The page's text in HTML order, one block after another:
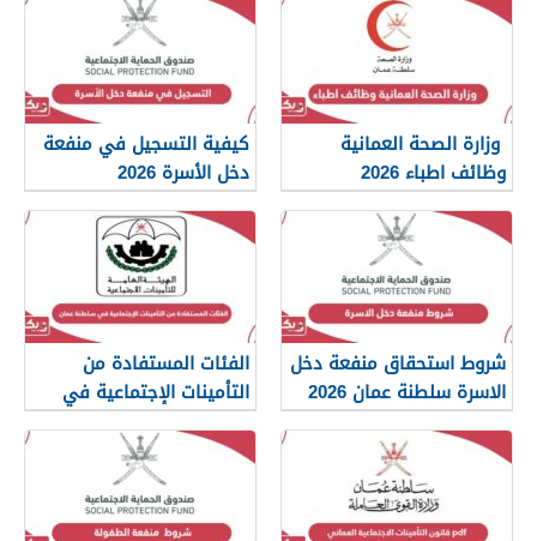
وزارة الصحة العمانية
وظائف اطباء 2026
كيفية التسجيل في منفعة
دخل الأسرة 2026
شروط استحقاق منفعة دخل
الاسرة سلطنة عمان 2026
الفئات المستفادة من
التأمينات الإجتماعية في
سلطنة عمان 2026